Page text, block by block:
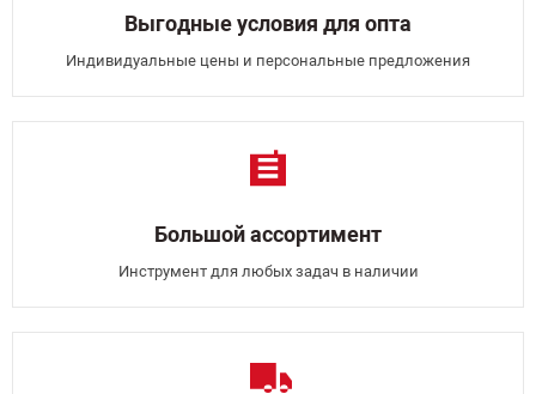
Выгодные условия для опта
Индивидуальные цены и персональные предложения
Большой ассортимент
Инструмент для любых задач в наличии